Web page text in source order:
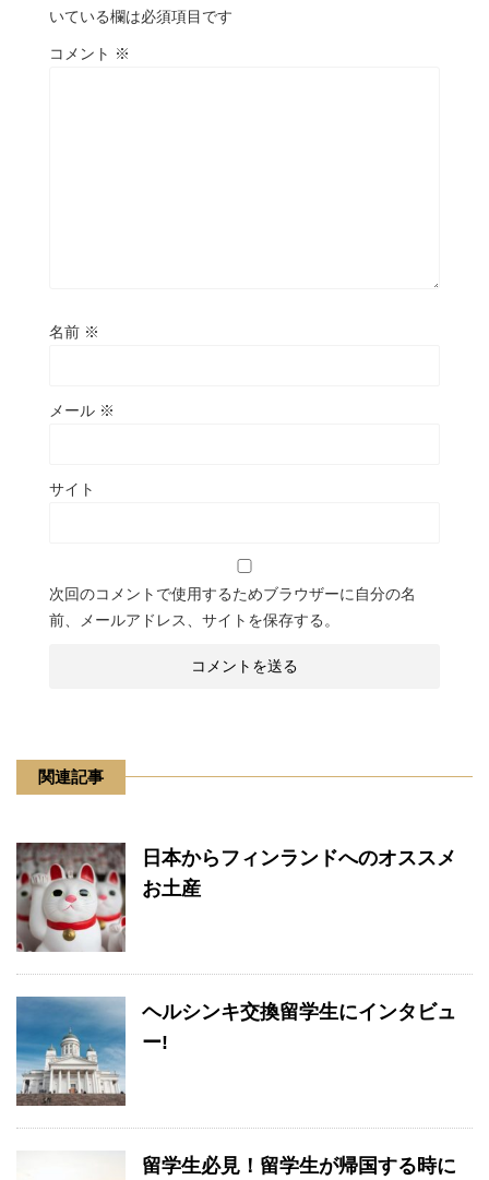
いている欄は必須項目です
コメント ※
名前 ※
メール ※
サイト
次回のコメントで使用するためブラウザーに自分の名
前、メールアドレス、サイトを保存する。
関連記事
日本からフィンランドへのオススメ
お土産
ヘルシンキ交換留学生にインタビュ
ー!
留学生必見！留学生が帰国する時に